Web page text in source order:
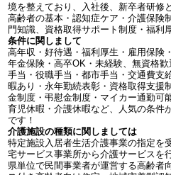
境を整えており、入社後、新卒者研修
高齢者の基本・認知症ケア・介護保険
門知識、資格取得サポート制度・福利
条件に関しまして
高年収・好待遇・福利厚生・雇用保険
年金保険・高卒OK・未経験、無資格
手当・役職手当・都市手当・交通費支
暇あり・永年勤続表彰・資格取得支援
金制度・弔慰金制度・マイカー通勤可
育児休暇・介護休暇など、人気の条件
です！
介護施設の種類に関しましては
特定施設入居者生活介護事業の指定を
宅サービス事業所から介護サービスを
県単位で民間事業者が運営する高齢者